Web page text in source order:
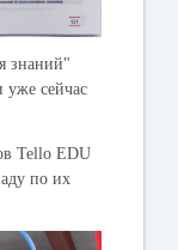
знаний"
уже сейчас
Tello EDU
по их